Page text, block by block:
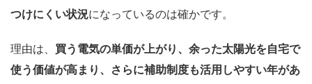
つけにくい状況になっているのは確かです。
理由は、 買う電気の単価が上がり、余った太陽光を自宅で
使う価値が高まり、さらに補助制度も活用しやすい年があ